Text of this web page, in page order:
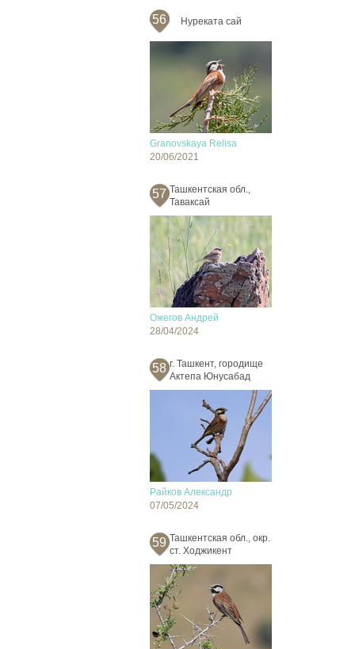
56 Нуреката сай
Granovskaya Relisa
20/06/2021
57 Ташкентская обл.,
Таваксай
Ожегов Андрей
28/04/2024
58 г. Ташкент, городище
Актепа Юнусабад
Райков Александр
07/05/2024
59 Ташкентская обл., окр.
ст. Ходжикент